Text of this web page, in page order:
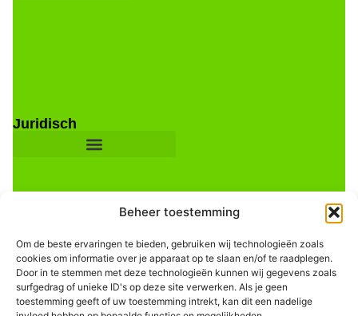
Beheer toestemming
Om de beste ervaringen te bieden, gebruiken wij technologieën zoals
cookies om informatie over je apparaat op te slaan en/of te raadplegen.
Door in te stemmen met deze technologieën kunnen wij gegevens zoals
surfgedrag of unieke ID's op deze site verwerken. Als je geen
toestemming geeft of uw toestemming intrekt, kan dit een nadelige
Juridisch
Informatie